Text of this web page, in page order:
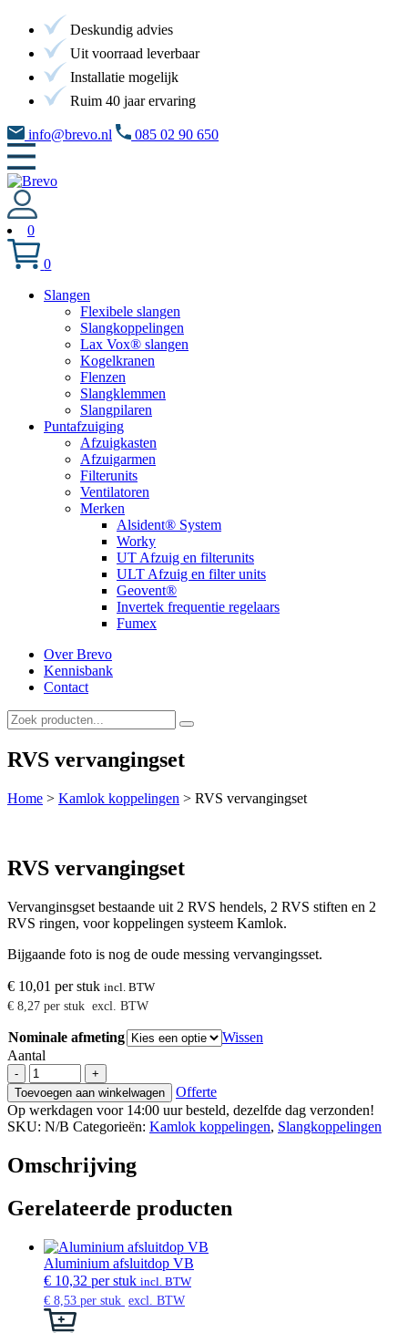
Deskundig advies
Uit voorraad leverbaar
Installatie mogelijk
Ruim 40 jaar ervaring
info@brevo.nl 085 02 90 650
0
0
Slangen
Flexibele slangen
Slangkoppelingen
Lax Vox® slangen
Kogelkranen
Flenzen
Slangklemmen
Slangpilaren
Puntafzuiging
Afzuigkasten
Afzuigarmen
Filterunits
Ventilatoren
Merken
Alsident® System
Worky
UT Afzuig en filterunits
ULT Afzuig en filter units
Geovent®
Invertek frequentie regelaars
Fumex
Over Brevo
Kennisbank
Contact
RVS vervangingset
Home > Kamlok koppelingen > RVS vervangingset
RVS vervangingset
Vervanginsgset bestaande uit 2 RVS hendels, 2 RVS stiften en 2
RVS ringen, voor koppelingen systeem Kamlok.
Bijgaande foto is nog de oude messing vervangingsset.
€ 10,01 per stuk incl. BTW
€ 8,27 per stuk excl. BTW
Nominale afmeting
Wissen
Aantal
-
RVS
vervangingset
aantal
+
Toevoegen aan winkelwagen
Offerte
Op werkdagen voor 14:00 uur besteld, dezelfde dag verzonden!
SKU: N/B Categorieën: Kamlok koppelingen, Slangkoppelingen
Omschrijving
Gerelateerde producten
Aluminium afsluitdop VB
€ 10,32 per stuk incl. BTW
€ 8,53 per stuk excl. BTW
Dit